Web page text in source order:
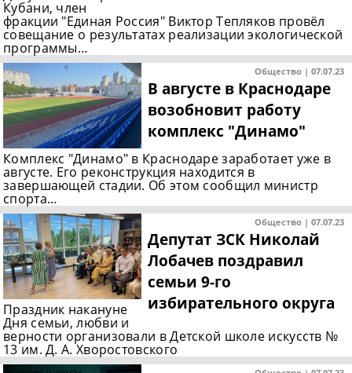
Кубани, член
фракции "Единая Россия" Виктор Тепляков провёл
совещание о результатах реализации экологической
программы…
Общество | 07.07.23
В августе в Краснодаре
возобновит работу
комплекс "Динамо"
Комплекс "Динамо" в Краснодаре заработает уже в
августе. Его реконструкция находится в
завершающей стадии. Об этом сообщил министр
спорта…
Общество | 07.07.23
Депутат ЗСК Николай
Лобачев поздравил
семьи 9-го
избирательного округа
Праздник накануне
Дня семьи, любви и
верности организовали в Детской школе искусств №
13 им. Д. А. Хворостовского